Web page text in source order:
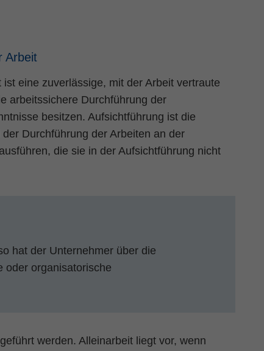
Arbeit
eine zuverlässige, mit der Arbeit vertraute
arbeitssichere Durchführung der
besitzen. Aufsichtführung ist die
Durchführung der Arbeiten an der
die sie in der Aufsichtführung nicht
hat der Unternehmer über die
oder organisatorische
werden. Alleinarbeit liegt vor, wenn